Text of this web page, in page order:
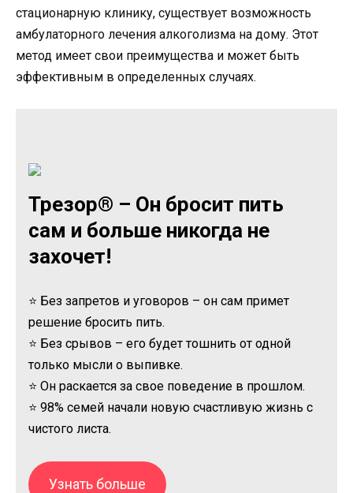
стационарную клинику, существует возможность
амбулаторного лечения алкоголизма на дому. Этот
метод имеет свои преимущества и может быть
эффективным в определенных случаях.
Трезор® – Он бросит пить
сам и больше никогда не
захочет!
⭐ Без запретов и уговоров – он сам примет
решение бросить пить.
⭐ Без срывов – его будет тошнить от одной
только мысли о выпивке.
⭐ Он раскается за свое поведение в прошлом.
⭐ 98% семей начали новую счастливую жизнь с
чистого листа.
Узнать больше